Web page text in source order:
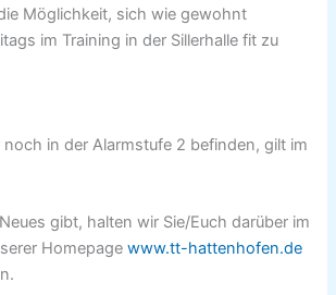
Möglichkeit, sich wie gewohnt
im Training in der Sillerhalle fit zu
noch in der Alarmstufe 2 befinden, gilt im
gibt, halten wir Sie/Euch darüber im
Homepagewww.tt-hattenhofen.de